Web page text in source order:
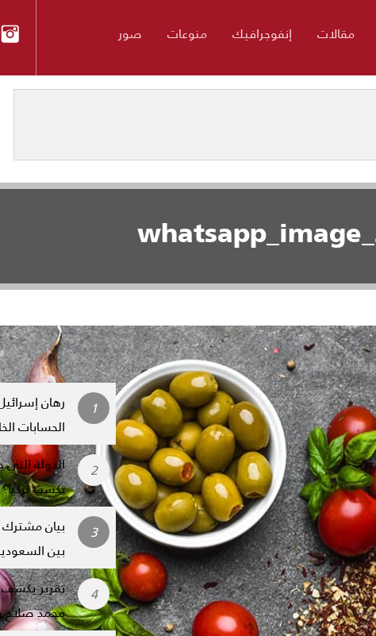
مقالات إنفوجرافيك منوعات صور
المواضيع
رهان
الحسابات
الدولة
تكسب تركيا؟
بيان مشترك
بين
تقرير يكشف
محمد صلاح